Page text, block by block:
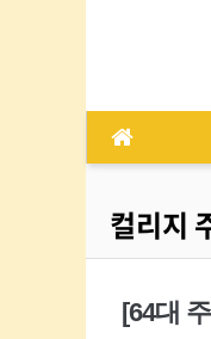
컬리지
[64대